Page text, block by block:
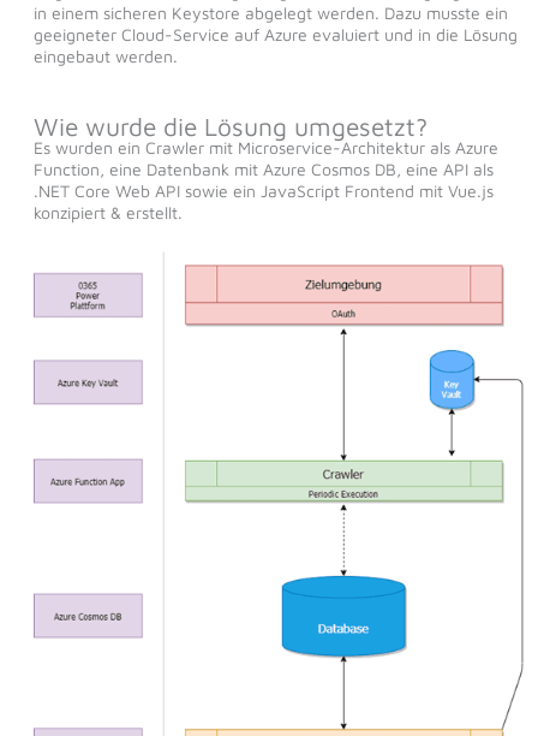
in einem sicheren Keystore abgelegt werden. Dazu musste ein
geeigneter Cloud-Service auf Azure evaluiert und in die Lösung
eingebaut werden.
Wie wurde die Lösung umgesetzt?
Es wurden ein Crawler mit Microservice-Architektur als Azure
Function, eine Datenbank mit Azure Cosmos DB, eine API als
.NET Core Web API sowie ein JavaScript Frontend mit Vue.js
konzipiert & erstellt.